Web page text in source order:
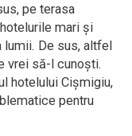
pe terasa
mari și
lumii. De sus, altfel
vrei să-l cunoști.
hotelului Cișmigiu,
pentru